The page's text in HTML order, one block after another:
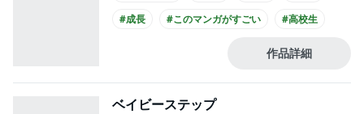
#成長
#このマンガがすごい #高校生
作品詳細
ベイビーステップ